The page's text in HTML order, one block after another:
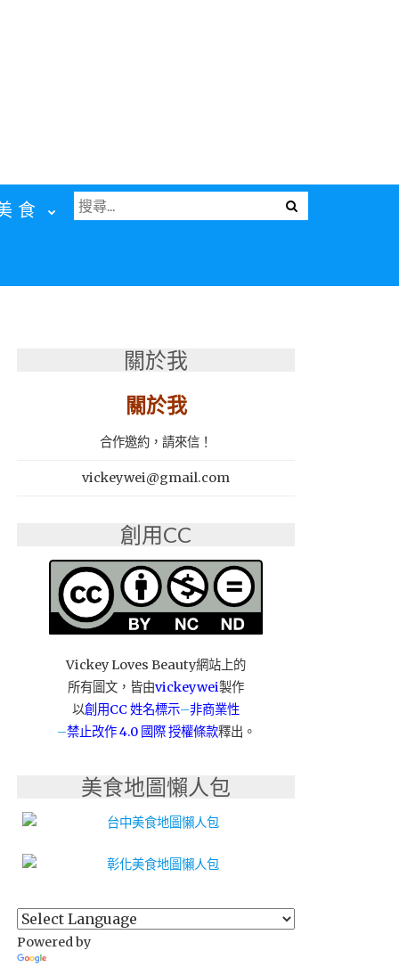
食
Menu
搜
尋
關於我
關於我
合作邀約，請來信！
vickeywei@gmail.com
創用CC
Vickey Loves Beauty網站上的
所有圖文，皆由vickeywei製作
以創用CC 姓名標示–非商業性
–禁止改作4.0 國際 授權條款釋出。
美食地圖懶人包
Powered by